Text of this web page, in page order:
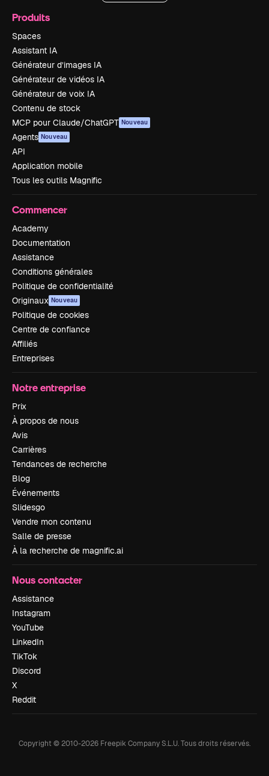
Produits
Spaces
Assistant IA
Générateur d’images IA
Générateur de vidéos IA
Générateur de voix IA
Contenu de stock
MCP pour Claude/ChatGPT Nouveau
Agents Nouveau
API
Application mobile
Tous les outils Magnific
Commencer
Academy
Documentation
Assistance
Conditions générales
Politique de confidentialité
Originaux Nouveau
Politique de cookies
Centre de confiance
Affiliés
Entreprises
Notre entreprise
Prix
À propos de nous
Avis
Carrières
Tendances de recherche
Blog
Événements
Slidesgo
Vendre mon contenu
Salle de presse
À la recherche de magnific.ai
Nous contacter
Assistance
Instagram
YouTube
LinkedIn
TikTok
Discord
X
Reddit
Copyright © 2010-2026 Freepik Company S.L.U.Tous droits réservés.